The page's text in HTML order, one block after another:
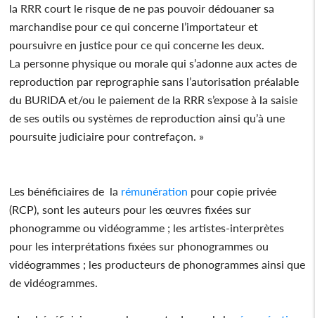
la RRR court le risque de ne pas pouvoir dédouaner sa
marchandise pour ce qui concerne l’importateur et
poursuivre en justice pour ce qui concerne les deux.
La personne physique ou morale qui s’adonne aux actes de
reproduction par reprographie sans l’autorisation préalable
du BURIDA et/ou le paiement de la RRR s’expose à la saisie
de ses outils ou systèmes de reproduction ainsi qu’à une
poursuite judiciaire pour contrefaçon. »
Les bénéficiaires de la rémunération pour copie privée
(RCP), sont les auteurs pour les œuvres fixées sur
phonogramme ou vidéogramme ; les artistes-interprètes
pour les interprétations fixées sur phonogrammes ou
vidéogrammes ; les producteurs de phonogrammes ainsi que
de vidéogrammes.